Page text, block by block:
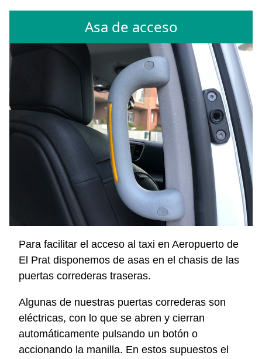
Asa de acceso
Para facilitar el acceso al taxi en Aeropuerto de
El Prat disponemos de asas en el chasis de las
puertas correderas traseras.
Algunas de nuestras puertas correderas son
eléctricas, con lo que se abren y cierran
automáticamente pulsando un botón o
accionando la manilla. En estos supuestos el